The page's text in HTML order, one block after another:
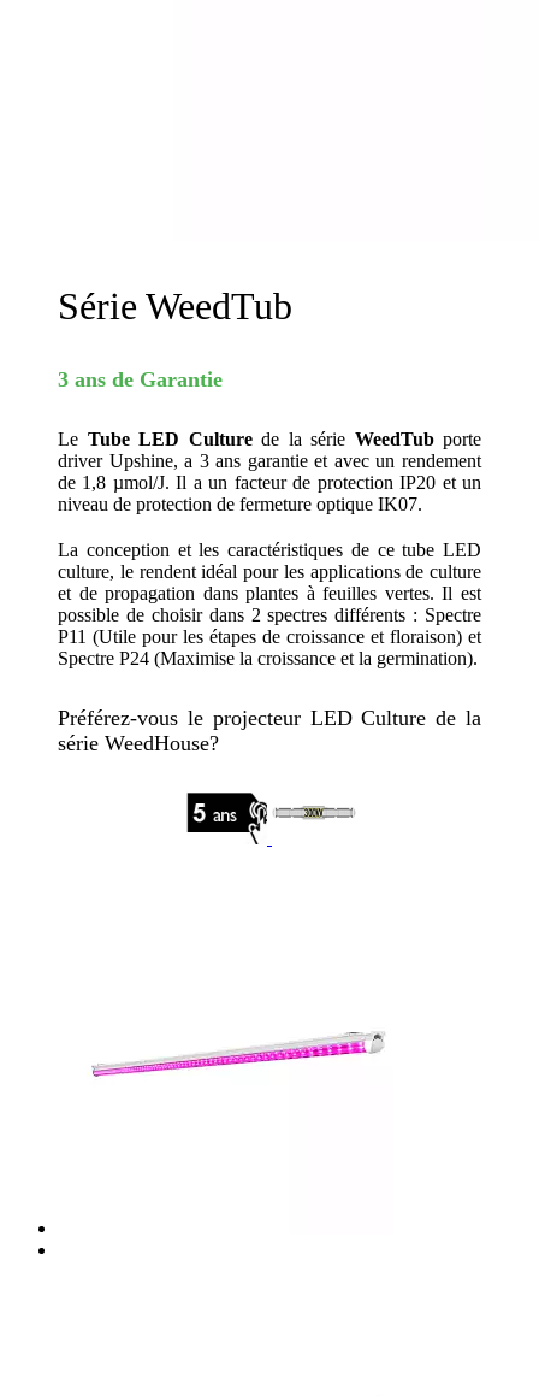
Série WeedTub
3 ans de Garantie
Le Tube LED Culturede la série WeedTubporte
driver Upshine, a 3 ans garantie et avec un rendement
de 1,8 µmol/J. Il a un facteur de protection IP20 et un
niveau de protection de fermeture optique IK07.
La conception et les caractéristiques de ce tube LED
culture, le rendent idéal pour les applications de culture
et de propagation dans plantes à feuilles vertes. Il est
possible de choisir dans 2 spectres différents : Spectre
P11 (Utile pour les étapes de croissance et floraison) et
Spectre P24 (Maximise la croissance et la germination).
Préférez-vous le projecteur LED Culture de la
série WeedHouse?